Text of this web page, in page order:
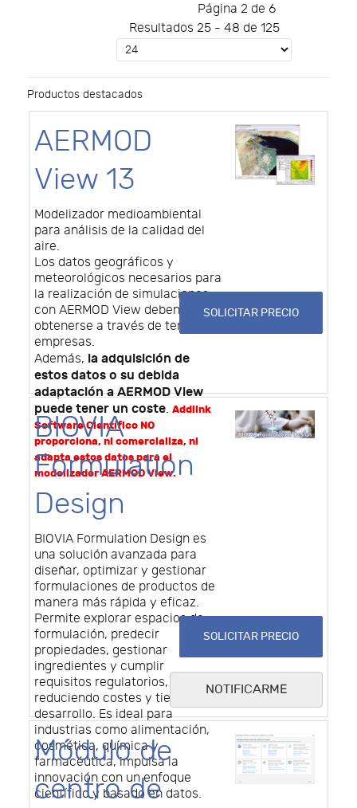
Página 2 de 6
Resultados 25 - 48 de 125
Productos destacados
AERMOD
View 13
Modelizador medioambiental
para análisis de la calidad del
aire.
Los datos geográficos y
meteorológicos necesarios para
la realización de simulaciones
con AERMOD View deben
obtenerse a través de terceras
empresas.
Además, la adquisición de
estos datos o su debida
adaptación a AERMOD View
puede tener un coste. Addlink
Software Científico NO
proporciona, ni comercializa, ni
adapta estos datos para el
modelizador AERMOD View.
SOLICITAR PRECIO
BIOVIA
Formulation
Design
BIOVIA Formulation Design es
una solución avanzada para
diseñar, optimizar y gestionar
formulaciones de productos de
manera más rápida y eficaz.
Permite explorar espacios de
formulación, predecir
propiedades, gestionar
ingredientes y cumplir
requisitos regulatorios,
reduciendo costes y tiempo de
desarrollo. Es ideal para
industrias como alimentación,
cosmética, química y
farmacéutica, impulsa la
innovación con un enfoque
científico y basado en datos.
SOLICITAR PRECIO
NOTIFICARME
Módulo de
centro de